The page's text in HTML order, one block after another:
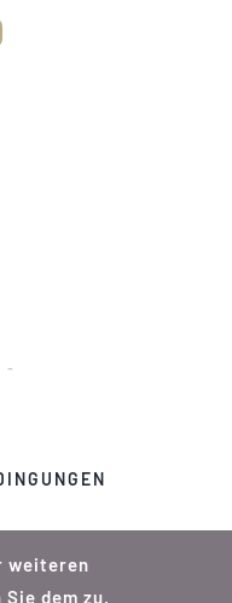
weiteren
dem zu.